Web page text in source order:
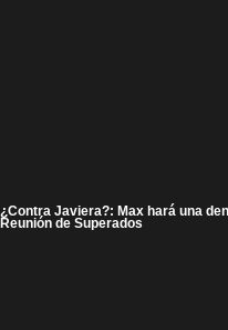
¿Contra Javiera?: Max hará una
Reunión de Superados